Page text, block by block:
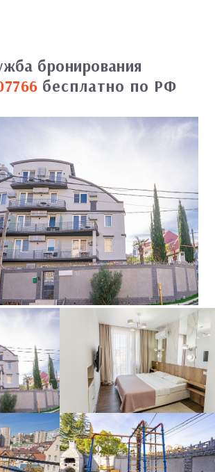
бронирования
бесплатно по РФ